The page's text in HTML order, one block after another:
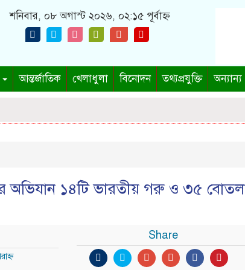
শনিবার, ০৮ অগাস্ট ২০২৬, ০২:১৫ পূর্বাহ্ন
আন্তর্জাতিক খেলাধুলা বিনোদন তথ্যপ্রযুক্তি অন্যান্য
অভিযান ১৪টি ভারতীয় গরু ও ৩৫ বোতল
Share